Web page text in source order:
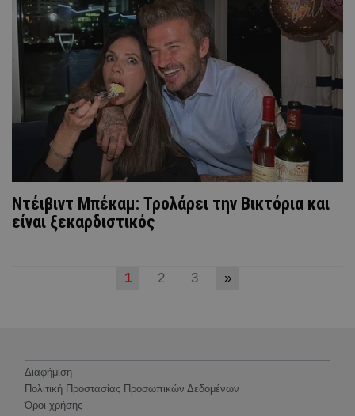
Ντέιβιντ Μπέκαμ: Τρολάρει την Βικτόρια και
είναι ξεκαρδιστικός
1 2 3 »
Διαφήμιση
Πολιτική Προστασίας Προσωπικών Δεδομένων
Όροι χρήσης